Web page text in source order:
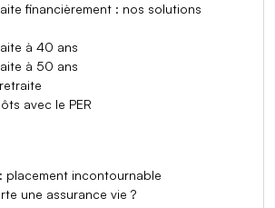
financièrement : nos solutions
à 40 ans
à 50 ans
avec le PER
: placement incontournable
une assurance vie ?